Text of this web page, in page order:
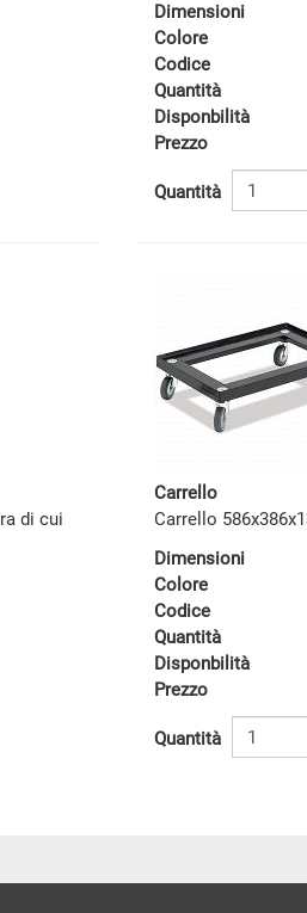
Dimensioni
Colore
Codice
Quantità
Disponbilità
Prezzo
Quantità
di cui
Carrello
Carrello
Dimensioni
Colore
Codice
Quantità
Disponbilità
Prezzo
Quantità